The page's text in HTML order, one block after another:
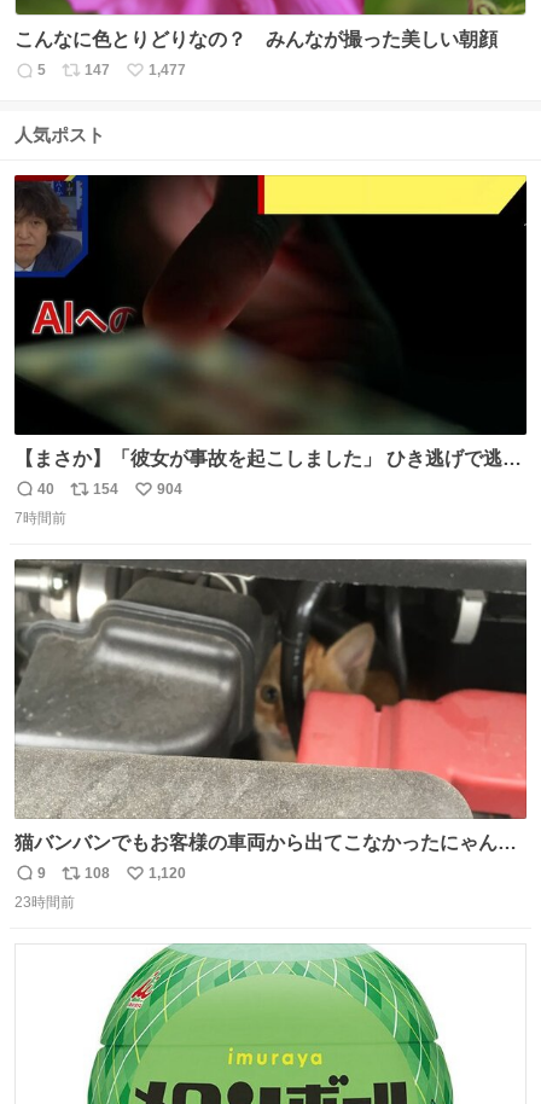
こんなに色とりどりなの？ みんなが撮った美しい朝顔
返
数
5
リ
ス
数
147
い
1,477
人気ポスト
【まさか】「彼女が事故を起こしました」 ひき逃げで逃走
した男、AIの相談履歴で“ウソ発覚” 警察が男のスマホを押
収して解析すると、出頭する前に事故の詳しい状況やどう
かし、AIの回答は「正直に警察に話すように」だった。
返
信
40
リ
ト
数
154
い
数
904
7時間前
猫バンバンでもお客様の車両から出てこなかったにゃんこ
🐈 救出しようとした工場長が腕を引っ掻かれ、ぱんぱんに
膨れ上がり、傷だらけ血だらけになりながらも何とか救出
返
信
9
リ
ポ
108
い
1,120
23時間前